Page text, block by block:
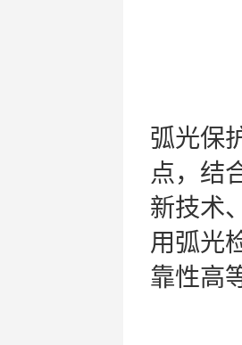
弧光保
点，结
新技术
用弧光
靠性高